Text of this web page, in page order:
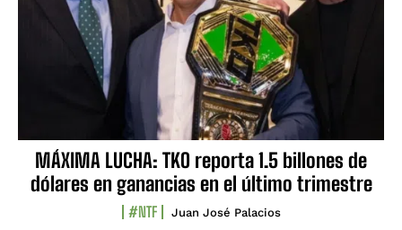
MÁXIMA LUCHA: TKO reporta 1.5 billones de
dólares en ganancias en el último trimestre
#NTF Juan José Palacios